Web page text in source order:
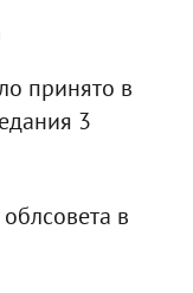
принято в
3
в